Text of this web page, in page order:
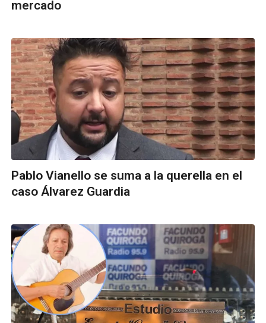
mercado
Pablo Vianello se suma a la querella en el
caso Álvarez Guardia